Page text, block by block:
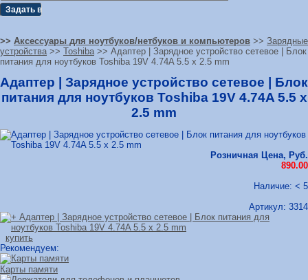
>> Аксессуары для ноутбуков/нетбуков и компьютеров >> Зарядные
устройства >> Toshiba >> Адаптер | Зарядное устройство сетевое | Блок
питания для ноутбуков Toshiba 19V 4.74A 5.5 x 2.5 mm
Адаптер | Зарядное устройство сетевое | Блок
питания для ноутбуков Toshiba 19V 4.74A 5.5 x
2.5 mm
Розничная Цена, Руб.
890.00
Наличие: < 5
Артикул: 3314
купить
Рекомендуем:
Карты памяти